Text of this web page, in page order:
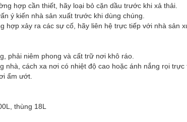
hợp cần thiết, hãy loại bỏ cặn dầu trước khi xả thải.
ý kiến nhà sản xuất trước khi dùng chúng.
hợp xảy ra các sự cố, hãy liên hệ trực tiếp với nhà sản
phải niêm phong và cất trữ nơi khô ráo.
nhà, cách xa nơi có nhiệt độ cao hoặc ánh nắng rọi trực
ẩm ướt.
thùng 18L